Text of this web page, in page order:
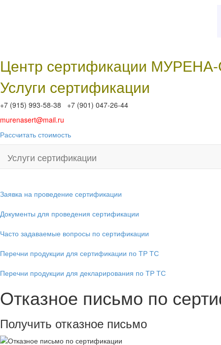
Центр сертификации
Услуги сертификации
+7 (915) 993-58-38 +7 (901) 047-26-44
murenasert@mail.ru
Рассчитать стоимость
Услуги сертификации
Заявка на проведение сертификации
Документы для проведения сертификации
Часто задаваемые вопросы по сертификации
Перечни продукции для сертификации по ТР ТС
Перечни продукции для декларирования по ТР ТС
Отказное письмо по
Получить отказное письмо